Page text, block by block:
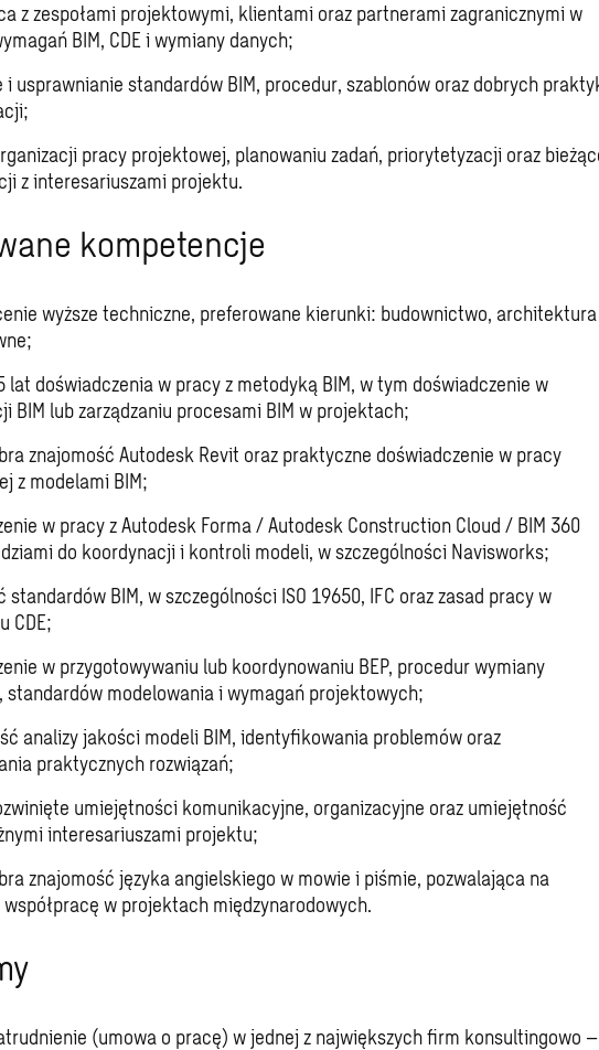
z zespołami projektowymi, klientami oraz partnerami zagranicznymi w
BIM, CDE i wymiany danych;
i usprawnianie standardów BIM, procedur, szablonów oraz dobrych
pracy projektowej, planowaniu zadań, priorytetyzacji oraz
z interesariuszami projektu.
kompetencje
wyższe techniczne, preferowane kierunki: budownictwo, architektura
lat doświadczenia w pracy z metodyką BIM, w tym doświadczenie w
BIM lub zarządzaniu procesami BIM w projektach;
znajomość Autodesk Revit oraz praktyczne doświadczenie w pracy
z modelami BIM;
w pracy z Autodesk Forma / Autodesk Construction Cloud / BIM 360
do koordynacji i kontroli modeli, w szczególności Navisworks;
standardów BIM, w szczególności ISO 19650, IFC oraz zasad pracy w
CDE;
w przygotowywaniu lub koordynowaniu BEP, procedur wymiany
standardów modelowania i wymagań projektowych;
analizy jakości modeli BIM, identyfikowania problemów oraz
praktycznych rozwiązań;
umiejętności komunikacyjne, organizacyjne oraz umiejętność
interesariuszami projektu;
znajomość języka angielskiego w mowie i piśmie, pozwalająca na
w projektach międzynarodowych.
(umowa o pracę) w jednej z największych firm konsultingowo –